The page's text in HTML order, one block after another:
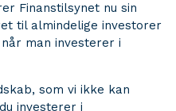
Finanstilsynet nu sin
til almindelige investorer
man investerer i
som vi ikke kan
investerer i